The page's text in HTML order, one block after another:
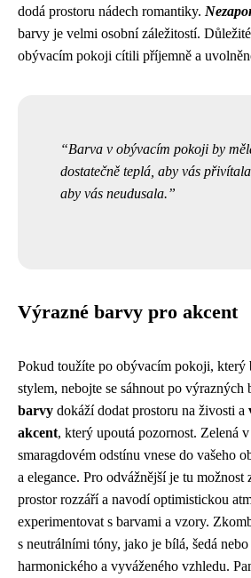
dodá prostoru nádech romantiky.
barvy je velmi osobní záležitostí.
obývacím pokoji cítili příjemně a
Barva v obývacím pokoji by
dostatečně teplá, aby vás
aby vás neudusala.
Výrazné barvy pro akcent
Pokud toužíte po obývacím pokoji, který
stylem, nebojte se sáhnout po výrazných
barvy dokáží dodat prostoru na živosti a
akcent, který upoutá pozornost. Zelená
smaragdovém odstínu vnese do vašeho
a elegance. Pro odvážnější je tu
prostor rozzáří a navodí optimistickou
experimentovat s barvami a vzory.
s neutrálními tóny, jako je bílá, šedá
harmonického a vyváženého vzhledu.